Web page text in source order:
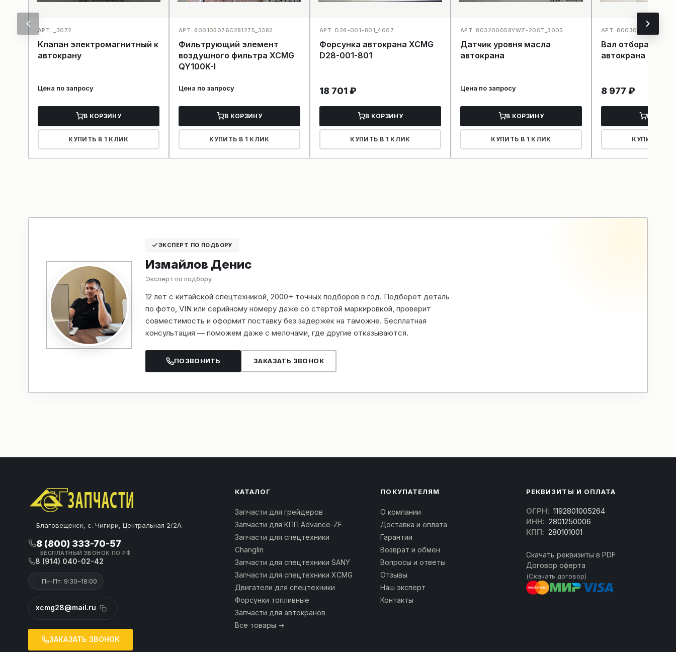
АРТ: _3072
Клапан электромагнитный к
автокрану
Цена по запросу
В КОРЗИНУ
КУПИТЬ В 1 КЛИК
АРТ: 800105076C281275_3382
Фильтрующий элемент
воздушного фильтра XCMG
QY100K-I
Цена по запросу
В КОРЗИНУ
КУПИТЬ В 1 КЛИК
АРТ: D28-001-801_4007
Форсунка автокрана XCMG
D28-001-801
18 701₽
В КОРЗИНУ
КУПИТЬ В 1 КЛИК
АРТ: 803200058YWZ-200T_3005
Датчик уровня масла
автокрана
Цена по запросу
В КОРЗИНУ
КУПИТЬ В 1 КЛИК
АРТ: 800300191_4003
Вал отбора
автокрана xcmg
8 977 ₽
В
КУПИТЬ В 1
ЭКСПЕРТ ПО ПОДБОРУ
Измайлов Денис
Эксперт по подбору
12 лет с китайской спецтехникой, 2000+ точных подборов в год. Подберёт деталь
по фото, VIN или серийному номеру даже со стёртой маркировкой, проверит
совместимость и оформит поставку без задержек на таможне. Бесплатная
консультация — поможем даже с мелочами, где другие отказываются.
ПОЗВОНИТЬ ЗАКАЗАТЬ ЗВОНОК
Благовещенск, с. Чигири, Центральная 2/2А
8 (800) 333-70-57
БЕСПЛАТНЫЙ ЗВОНОК ПО РФ
8 (914) 040-02-42
Пн-Пт: 9:30–18:00
xcmg28@mail.ru
ЗАКАЗАТЬ ЗВОНОК
КАТАЛОГ
Запчасти для грейдеров
Запчасти для КПП Advance-ZF
Запчасти для спецтехники
Changlin
Запчасти для спецтехники SANY
Запчасти для спецтехники XCMG
Двигатели для спецтехники
Форсунки топливные
Запчасти для автокранов
Все товары →
ПОКУПАТЕЛЯМ
О компании
Доставка и оплата
Гарантии
Возврат и обмен
Вопросы и ответы
Отзывы
Наш эксперт
Контакты
РЕКВИЗИТЫ И ОПЛАТА
ОГРН: 1192801005264
ИНН: 2801250006
КПП: 280101001
Скачать реквизиты в PDF
Договор оферта
(Скачать договор)